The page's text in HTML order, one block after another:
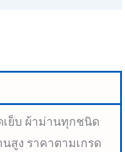
ย็บ ผ้าม่านทุกชนิด
สูง ราคาตามเกรด